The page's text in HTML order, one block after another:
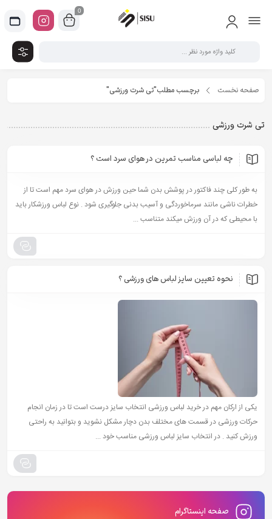
0
صفحه نخست برچسب مطلب"تی شرت ورزشی"
تی شرت ورزشی
چه لباسی مناسب تمرین در هوای سرد است ؟
به طور کلی چند فاکتور در پوشش بدن شما حین ورزش در هوای سرد مهم است تا از
خطرات ناشی مانند سرماخوردگی و آسیب بدنی جلوگیری شود . نوع لباس ورزشکار باید
با محیطی که در آن ورزش میکند متناسب ...
نحوه تعیین سایز لباس های ورزشی ؟
یکی از ارکان مهم در خرید لباس ورزشی انتخاب سایز درست است تا در زمان انجام
حرکات ورزشی در قسمت های مختلف بدن دچار مشکل نشوید و بتوانید به راحتی
ورزش کنید . در انتخاب سایز لباس ورزشی مناسب خود ...
صفحه اینستاگرام